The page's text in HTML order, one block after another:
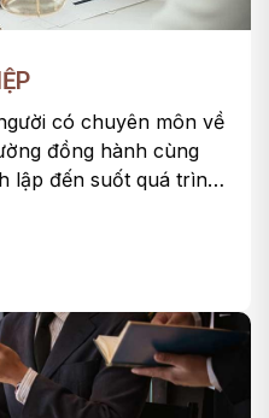
có chuyên môn về
đồng hành cùng
lập đến suốt quá trình
ro và xử lý trực tiếp